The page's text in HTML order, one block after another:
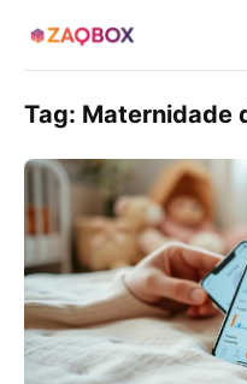
Tag: Maternidade